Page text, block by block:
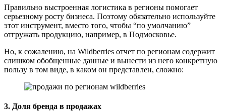
Правильно выстроенная логистика в регионы помогает
серьезному росту бизнеса. Поэтому обязательно используйте
этот инструмент, вместо того, чтобы “по умолчанию”
отгружать продукцию, например, в Подмосковье.
Но, к сожалению, на Wildberries отчет по регионам содержит
слишком обобщенные данные и вынести из него конкретную
пользу в том виде, в каком он представлен, сложно:
3. Доля бренда в продажах